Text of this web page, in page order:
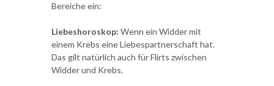
Bereiche ein:
Liebeshoroskop: Wenn ein Widder mit
einem Krebs eine Liebespartnerschaft hat.
Das gilt natürlich auch für Flirts zwischen
Widder und Krebs.